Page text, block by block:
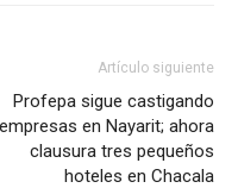
Artículo siguiente
Profepa sigue castigando
empresas en Nayarit; ahora
clausura tres pequeños
hoteles en Chacala